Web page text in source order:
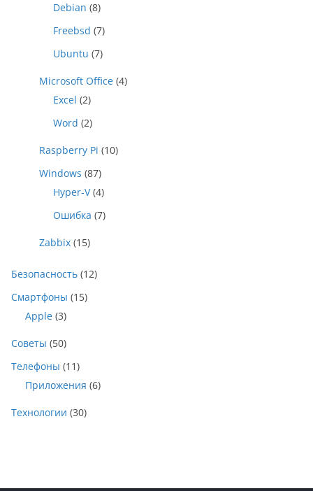
Debian (8)
Freebsd (7)
Ubuntu (7)
Microsoft Office (4)
Excel (2)
Word (2)
Raspberry Pi (10)
Windows (87)
Hyper-V(4)
Ошибка (7)
Zabbix (15)
Безопасность (12)
Смартфоны (15)
Apple (3)
Советы (50)
Телефоны (11)
Приложения (6)
Технологии (30)